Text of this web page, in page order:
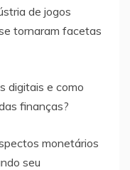
de jogos
tornaram facetas
digitais e como
finanças?
monetários
seu